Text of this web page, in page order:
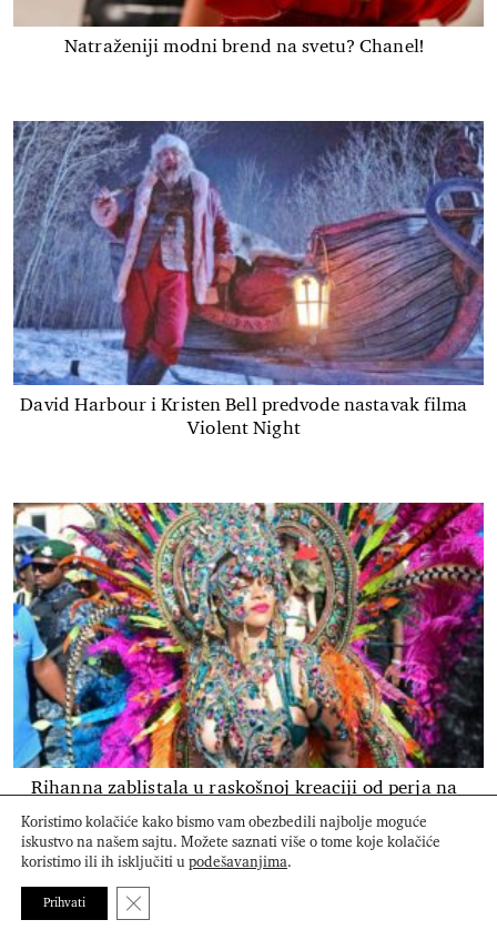
Natraženiji modni brend na svetu? Chanel!
David Harbour i Kristen Bell predvode nastavak filma
Violent Night
Rihanna zablistala u raskošnoj kreaciji od perja na
Barbadosu
Koristimo kolačiće kako bismo vam obezbedili najbolje moguće
iskustvo na našem sajtu. Možete saznati više o tome koje kolačiće
koristimo ili ih isključiti upodešavanjima.
Prihvati Close GDPR Cookie Banner